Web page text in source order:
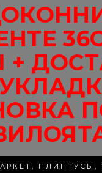
ПЛИНТУСЫ,